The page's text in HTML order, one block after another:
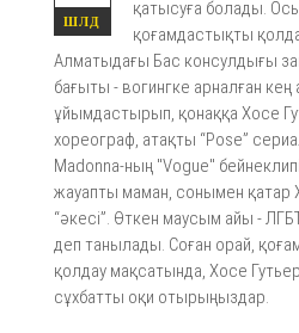
ШЛД
қатысуға болады.
қоғамдастықты
Алматыдағы Бас консулдығы
бағыты - вогингке арналған
ұйымдастырып, қонаққа Хосе
хореограф, атақты “Pose”
Madonna-ның "Vogue"
жауапты маман, сонымен қатар
“әкесі”. Өткен маусым айы -
деп танылады. Соған орай,
қолдау мақсатында, Хосе
сұхбатты оқи отырыңыздар.